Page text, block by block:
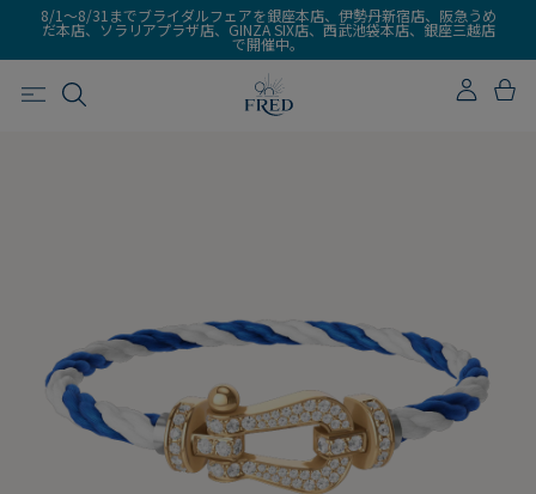
8/1～8/31までブライダルフェアを銀座本店、伊勢丹新宿店、阪急うめ
だ本店、ソラリアプラザ店、GINZA SIX店、西武池袋本店、銀座三越店
で開催中。